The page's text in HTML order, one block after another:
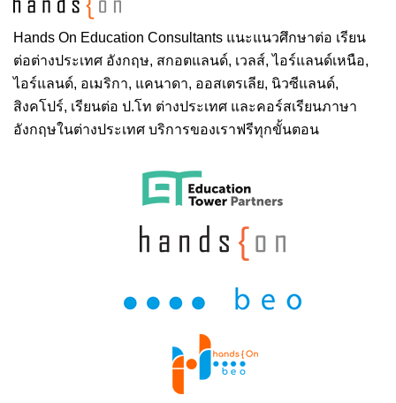
Hands On Education Consultants แนะแนวศึกษาต่อ เรียน
ต่อต่างประเทศ อังกฤษ, สกอตแลนด์, เวลส์, ไอร์แลนด์เหนือ,
ไอร์แลนด์, อเมริกา, แคนาดา, ออสเตรเลีย, นิวซีแลนด์,
สิงคโปร์, เรียนต่อ ป.โท ต่างประเทศ และคอร์สเรียนภาษา
อังกฤษในต่างประเทศ บริการของเราฟรีทุกขั้นตอน